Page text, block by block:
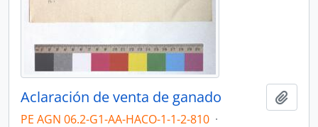
Aclaración de venta de ganado
PE AGN 06.2-G1-AA-HACO-1-1-2-810 ·